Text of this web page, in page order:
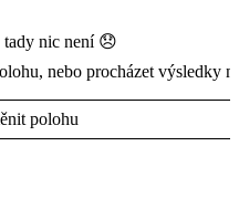
tady nic není 😞
nebo procházet výsledky
polohu